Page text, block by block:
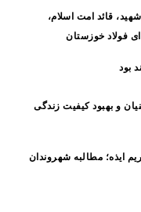
قائد امت اسلام،
فولاد خوزستان
بود
و بهبود کیفیت زندگی
ایذه؛ مطالبه شهروندان